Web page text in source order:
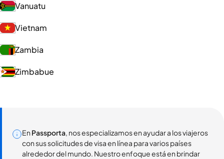
Vanuatu
Vietnam
Zambia
Zimbabue
En Passporta, nos especializamos en ayudar a los viajeros
con sus solicitudes de visa en línea para varios países
alrededor del mundo. Nuestro enfoque está en brindar